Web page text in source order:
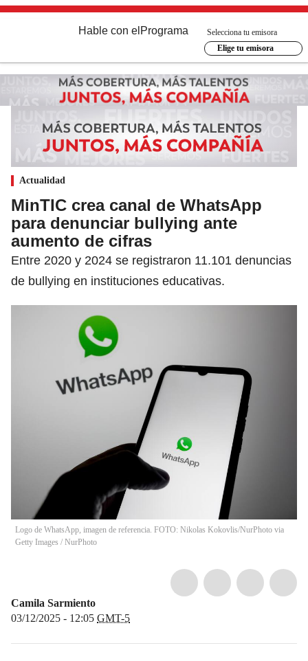
Hable con el Programa
Selecciona tu emisora
Elige tu emisora
Actualidad
MinTIC crea canal de WhatsApp
para denunciar bullying ante
aumento de cifras
Entre 2020 y 2024 se registraron 11.101 denuncias
de bullying en instituciones educativas.
Logo de WhatsApp, imagen de referencia. FOTO: Nikolas Kokovlis/NurPhoto via
Getty Images / NurPhoto
Camila Sarmiento
03/12/2025 - 12:05 GMT-5